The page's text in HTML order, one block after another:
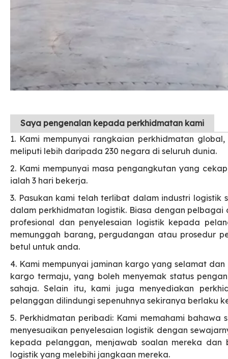
Saya pengenalan kepada perkhidmatan kami
1. Kami mempunyai rangkaian perkhidmatan
meliputi lebih daripada 230 negara di seluruh dunia.
2. Kami mempunyai masa pengangkutan yang
ialah 3 hari bekerja.
3. Pasukan kami telah terlibat dalam industri
dalam perkhidmatan logistik. Biasa dengan
profesional dan penyelesaian logistik kepada
memunggah barang, pergudangan atau prosedur
betul untuk anda.
4. Kami mempunyai jaminan kargo yang selamat
kargo termaju, yang boleh menyemak status
sahaja. Selain itu, kami juga menyediakan
pelanggan dilindungi sepenuhnya sekiranya berlaku
5. Perkhidmatan peribadi: Kami memahami
menyesuaikan penyelesaian logistik dengan
kepada pelanggan, menjawab soalan mereka dan
logistik yang melebihi jangkaan mereka.